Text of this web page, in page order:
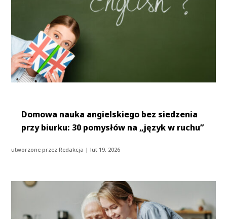
Domowa nauka angielskiego bez siedzenia
przy biurku: 30 pomysłów na „język w ruchu”
utworzone przezRedakcja |lut 19, 2026